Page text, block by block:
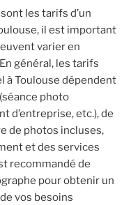
les tarifs d’un
il est important
varier en
général, les tarifs
à Toulouse dépendent
photo
d’entreprise, etc.), de
de photos incluses,
et des services
recommandé de
pour obtenir un
vos besoins